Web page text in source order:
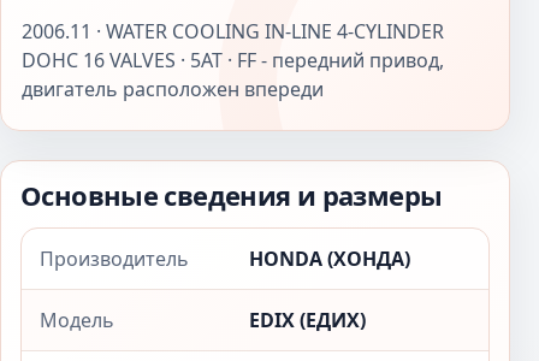
2006.11 · WATER COOLING IN-LINE 4-CYLINDER
DOHC 16 VALVES · 5AT · FF - передний привод,
двигатель расположен впереди
Основные сведения и размеры
Производитель HONDA (ХОНДА)
Модель EDIX (ЕДИX)